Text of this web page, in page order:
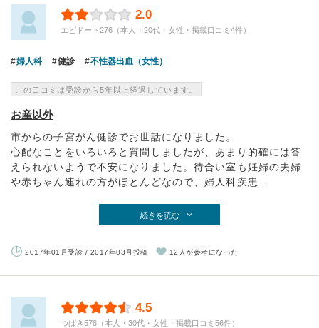
2.0
エピドート276（本人・20代・女性・掲載口コミ4件）
婦人科 健診 不性器出血（女性）
この口コミは受診から5年以上経過しています。
お産以外
市からの子宮がん健診でお世話になりました。
心配なことをいろいろと質問しましたが、あまり的確には答
えられないようで不安になりました。待合い室も妊婦の夫婦
や赤ちゃん連れの方がほとんどなので、婦人科疾患...
続きを読む
2017年01月受診 / 2017年03月投稿 12人が参考になった
4.5
つばき578（本人・30代・女性・掲載口コミ56件）